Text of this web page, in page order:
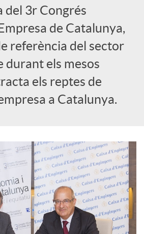
3r Congrés
de Catalunya,
referència del sector
durant els mesos
els reptes de
a Catalunya.